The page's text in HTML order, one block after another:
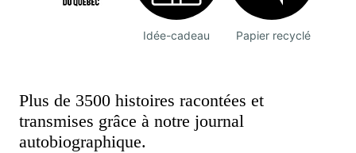
Idée-cadeau Papier recyclé
Plus de 3500 histoires racontées et
transmises grâce à notre journal
autobiographique.